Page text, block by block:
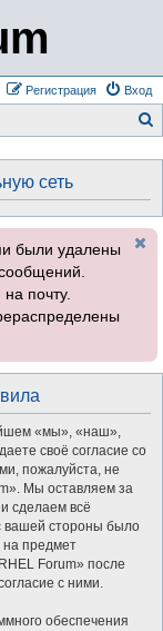
Вход
Регистрация
сеть
были удалены
почту.
«мы», «наш»,
своё согласие со
пожалуйста, не
Мы оставляем за
сделаем всё
вашей стороны было
на предмет
Forum» после
с ними.
обеспечения